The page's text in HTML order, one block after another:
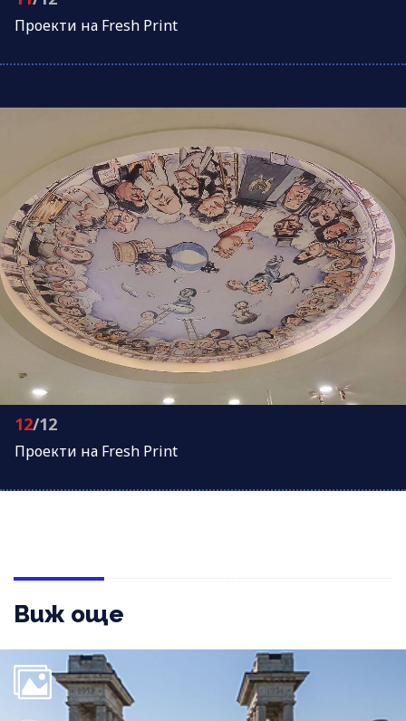
Проeкти на Fresh Print
12/12
Проeкти на Fresh Print
Виж още